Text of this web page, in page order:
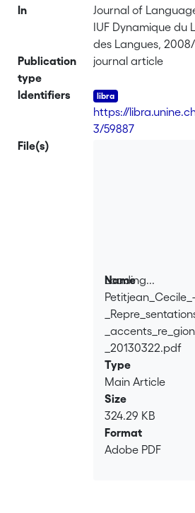
In
Journal of
IUF Dynamique
des Langues, 2008/
Publication
type
journal article
Identifiers
https://
3/59887
File(s)
Loading...
Loading...
Name
Petitjean_Cecile_-
_20130322.pdf
Type
Main Article
Size
324.29 KB
Format
Adobe PDF